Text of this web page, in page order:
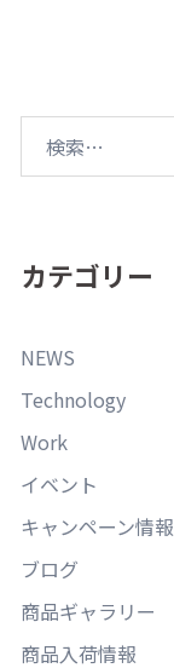
カテゴリー
NEWS
Technology
Work
イベント
キャンペーン情報
ブログ
商品ギャラリー
商品入荷情報